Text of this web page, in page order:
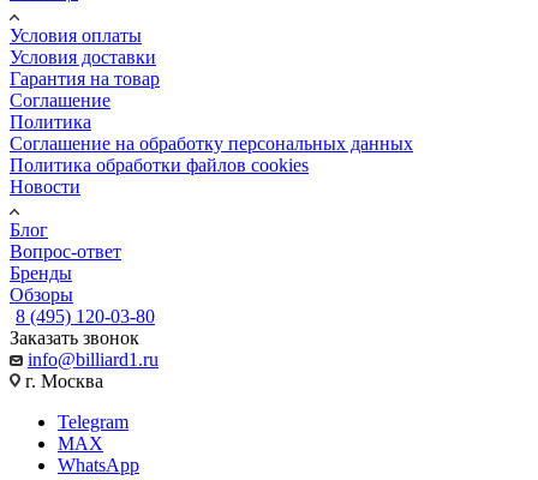
Условия оплаты
Условия доставки
Гарантия на товар
Соглашение
Политика
Соглашение на обработку персональных данных
Политика обработки файлов cookies
Новости
Блог
Вопрос-ответ
Бренды
Обзоры
8 (495) 120-03-80
Заказать звонок
info@billiard1.ru
г. Москва
Telegram
MAX
WhatsApp